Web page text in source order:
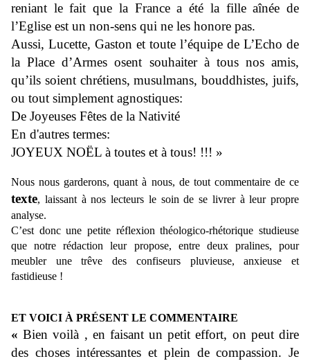
reniant le fait que la France a été la fille aînée de
l’Eglise est un non-sens qui ne les honore pas.
Aussi, Lucette, Gaston et toute l’équipe de L’Echo de
la Place d’Armes osent souhaiter à tous nos amis,
qu’ils soient chrétiens, musulmans, bouddhistes, juifs,
ou tout simplement agnostiques:
De Joyeuses Fêtes de la Nativité
En d'autres termes:
JOYEUX NOËL à toutes et à tous! !!! »
Nous nous garderons, quant à nous, de tout commentaire de ce
texte, laissant à nos lecteurs le soin de se livrer à leur propre
analyse.
C’est doncune petite réflexion théologico-rhétorique studieuse
que notre rédactionleurpropose, entre deux pralines, pour
meubler une trêve des confiseurs pluvieuse, anxieuse et
fastidieuse !
ET VOICI À PRÉSENT LE COMMENTAIRE
«Bien voilà , en faisant un petit effort, on peut dire
des choses intéressantes et plein de compassion. Je